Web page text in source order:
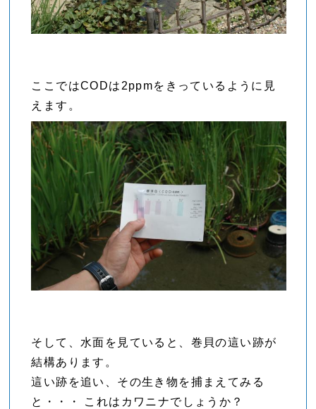
ここではCODは2ppmをきっているように見
えます。
そして、水面を見ていると、巻貝の這い跡が
結構あります。
這い跡を追い、その生き物を捕まえてみる
と・・・ これはカワニナでしょうか？